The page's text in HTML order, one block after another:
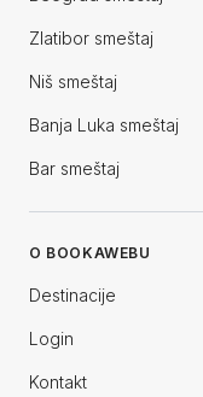
Zlatibor smeštaj
Niš smeštaj
Banja Luka smeštaj
Bar smeštaj
O BOOKAWEBU
Destinacije
Login
Kontakt